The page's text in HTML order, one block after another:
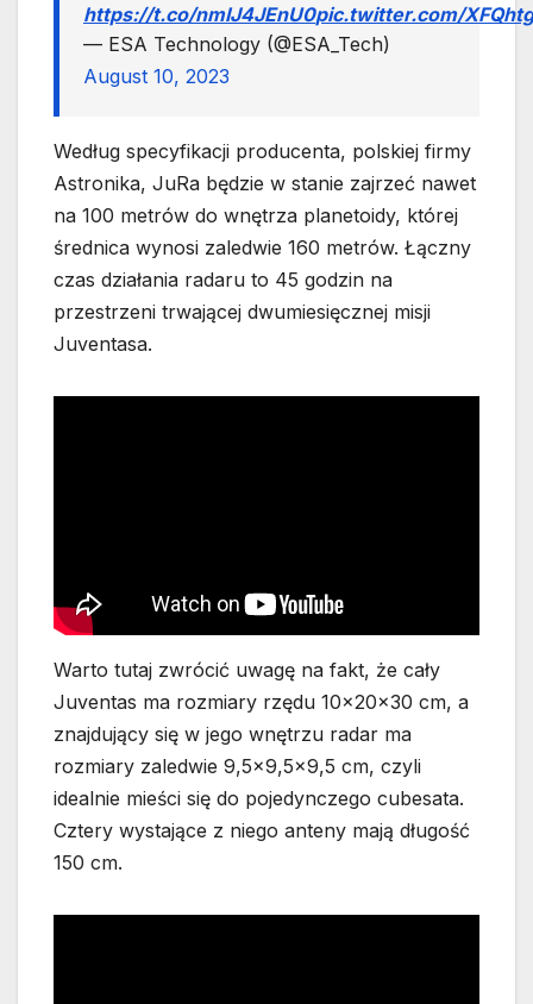
https://t.co/nmIJ4JEnU0pic.twitter.com/
— ESA Technology (@ESA_Tech)
August 10, 2023
Według specyfikacji producenta, polskiej firmy
Astronika, JuRa będzie w stanie zajrzeć nawet
na 100 metrów do wnętrza planetoidy, której
średnica wynosi zaledwie 160 metrów. Łączny
czas działania radaru to 45 godzin na
przestrzeni trwającej dwumiesięcznej misji
Juventasa.
Warto tutaj zwrócić uwagę na fakt, że cały
Juventas ma rozmiary rzędu 10x20x30 cm, a
znajdujący się w jego wnętrzu radar ma
rozmiary zaledwie 9,5×9,5×9,5 cm, czyli
idealnie mieści się do pojedynczego cubesata.
Cztery wystające z niego anteny mają długość
150 cm.